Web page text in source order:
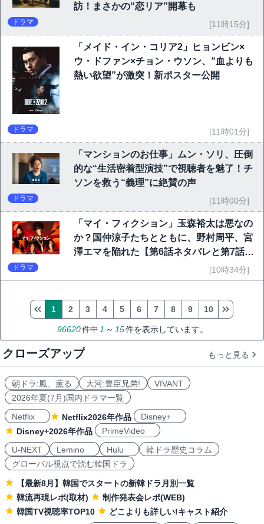
訪！まさかの“恋リア”開幕も
ドラマ [11時15分]
「メイド・イン・コリア2」ヒョンビン×
ウ・ドファン×チョン・ウソン、“血よりも
熱い欲望”が激突！新ポスター公開
ドラマ [11時01分]
「マンションのお仕事」ムン・ソリ、圧倒
的な“生活密着型演技”で視聴者を魅了！チ
ソンを救う“義理”に絶賛の声
ドラマ [11時00分]
「マイ・フィクション」玉森裕太は悪なの
か？国仲涼子たちとともに、野村周平、宮
澤エマを陥れた【第6話ネタバレと第7話予
ドラマ [10時34分]
96620件中 1 ～ 15件を表示しています。
1 2 3 4 5 6 7 8 9 10
クローズアップ もっと見る
朝ドラ:風、薫る 大河:豊臣兄弟!
VIVANT
2026年夏(7月)国内ドラマ一覧
Netflix
Netflix2026年作品
Disney+
Disney+2026年作品
PrimeVideo
U-NEXT
Lemino Hulu
韓ドラ歴史コラム
グローバル視点で読む韓国ドラ
【最新8月】韓国でスタートの新韓ドラ月別一覧
韓流再現レポ(取材)
制作発表会レポ(WEB)
韓国TV視聴率TOP10
どこよりも詳しい!キャスト紹介